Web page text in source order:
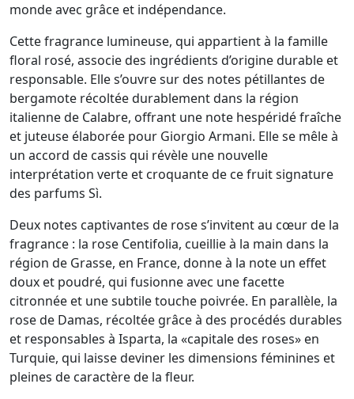
monde avec grâce et indépendance.
Cette fragrance lumineuse, qui appartient à la famille
floral rosé, associe des ingrédients d’origine durable et
responsable. Elle s’ouvre sur des notes pétillantes de
bergamote récoltée durablement dans la région
italienne de Calabre, offrant une note hespéridé fraîche
et juteuse élaborée pour Giorgio Armani. Elle se mêle à
un accord de cassis qui révèle une nouvelle
interprétation verte et croquante de ce fruit signature
des parfums Sì.
Deux notes captivantes de rose s’invitent au cœur de la
fragrance : la rose Centifolia, cueillie à la main dans la
région de Grasse, en France, donne à la note un effet
doux et poudré, qui fusionne avec une facette
citronnée et une subtile touche poivrée. En parallèle, la
rose de Damas, récoltée grâce à des procédés durables
et responsables à Isparta, la «capitale des roses» en
Turquie, qui laisse deviner les dimensions féminines et
pleines de caractère de la fleur.